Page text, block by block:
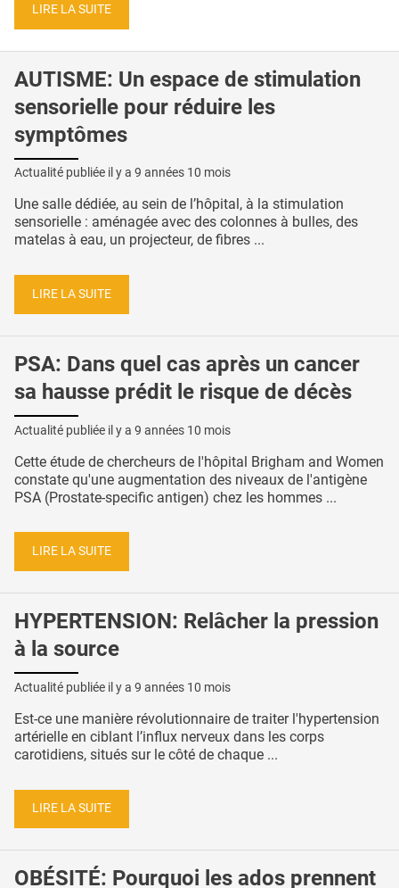
LIRE LA SUITE
AUTISME: Un espace de stimulation
sensorielle pour réduire les
symptômes
Actualité publiée il y a 9 années 10 mois
Une salle dédiée, au sein de l’hôpital, à la stimulation
sensorielle : aménagée avec des colonnes à bulles, des
matelas à eau, un projecteur, de fibres ...
LIRE LA SUITE
PSA: Dans quel cas après un cancer
sa hausse prédit le risque de décès
Actualité publiée il y a 9 années 10 mois
Cette étude de chercheurs de l'hôpital Brigham and Women
constate qu'une augmentation des niveaux de l'antigène
PSA (Prostate-specific antigen) chez les hommes ...
LIRE LA SUITE
HYPERTENSION: Relâcher la pression
à la source
Actualité publiée il y a 9 années 10 mois
Est-ce une manière révolutionnaire de traiter l'hypertension
artérielle en ciblant l’influx nerveux dans les corps
carotidiens, situés sur le côté de chaque ...
LIRE LA SUITE
OBÉSITÉ: Pourquoi les ados prennent